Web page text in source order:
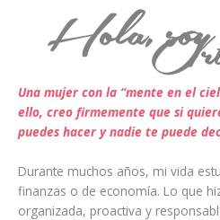
Hola,
Una mujer con la “mente en el
ello, creo firmemente que si
puedes hacer y nadie te puede
Durante muchos años, mi vida
finanzas o de economía. Lo que
organizada, proactiva y